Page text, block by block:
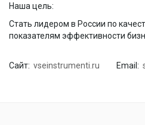
Наша цель:
Стать лидером в России по
показателям эффективности
Сайт: vseinstrumenti.ru Email: